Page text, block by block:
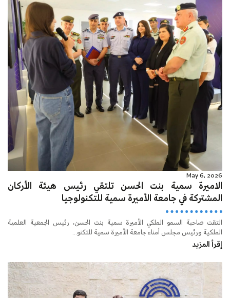
May 6, 2026
الاميرة سمية بنت الحسن تلتقي رئيس هيئة الأركان
المشتركة في جامعة الأميرة سمية للتكنولوجيا
التقت صاحبة السمو الملكي الأميرة سمية بنت الحسن، رئيس الجمعية العلمية
الملكية ورئيس مجلس أمناء جامعة الأميرة سمية للتكنو...
إقرأ المزيد